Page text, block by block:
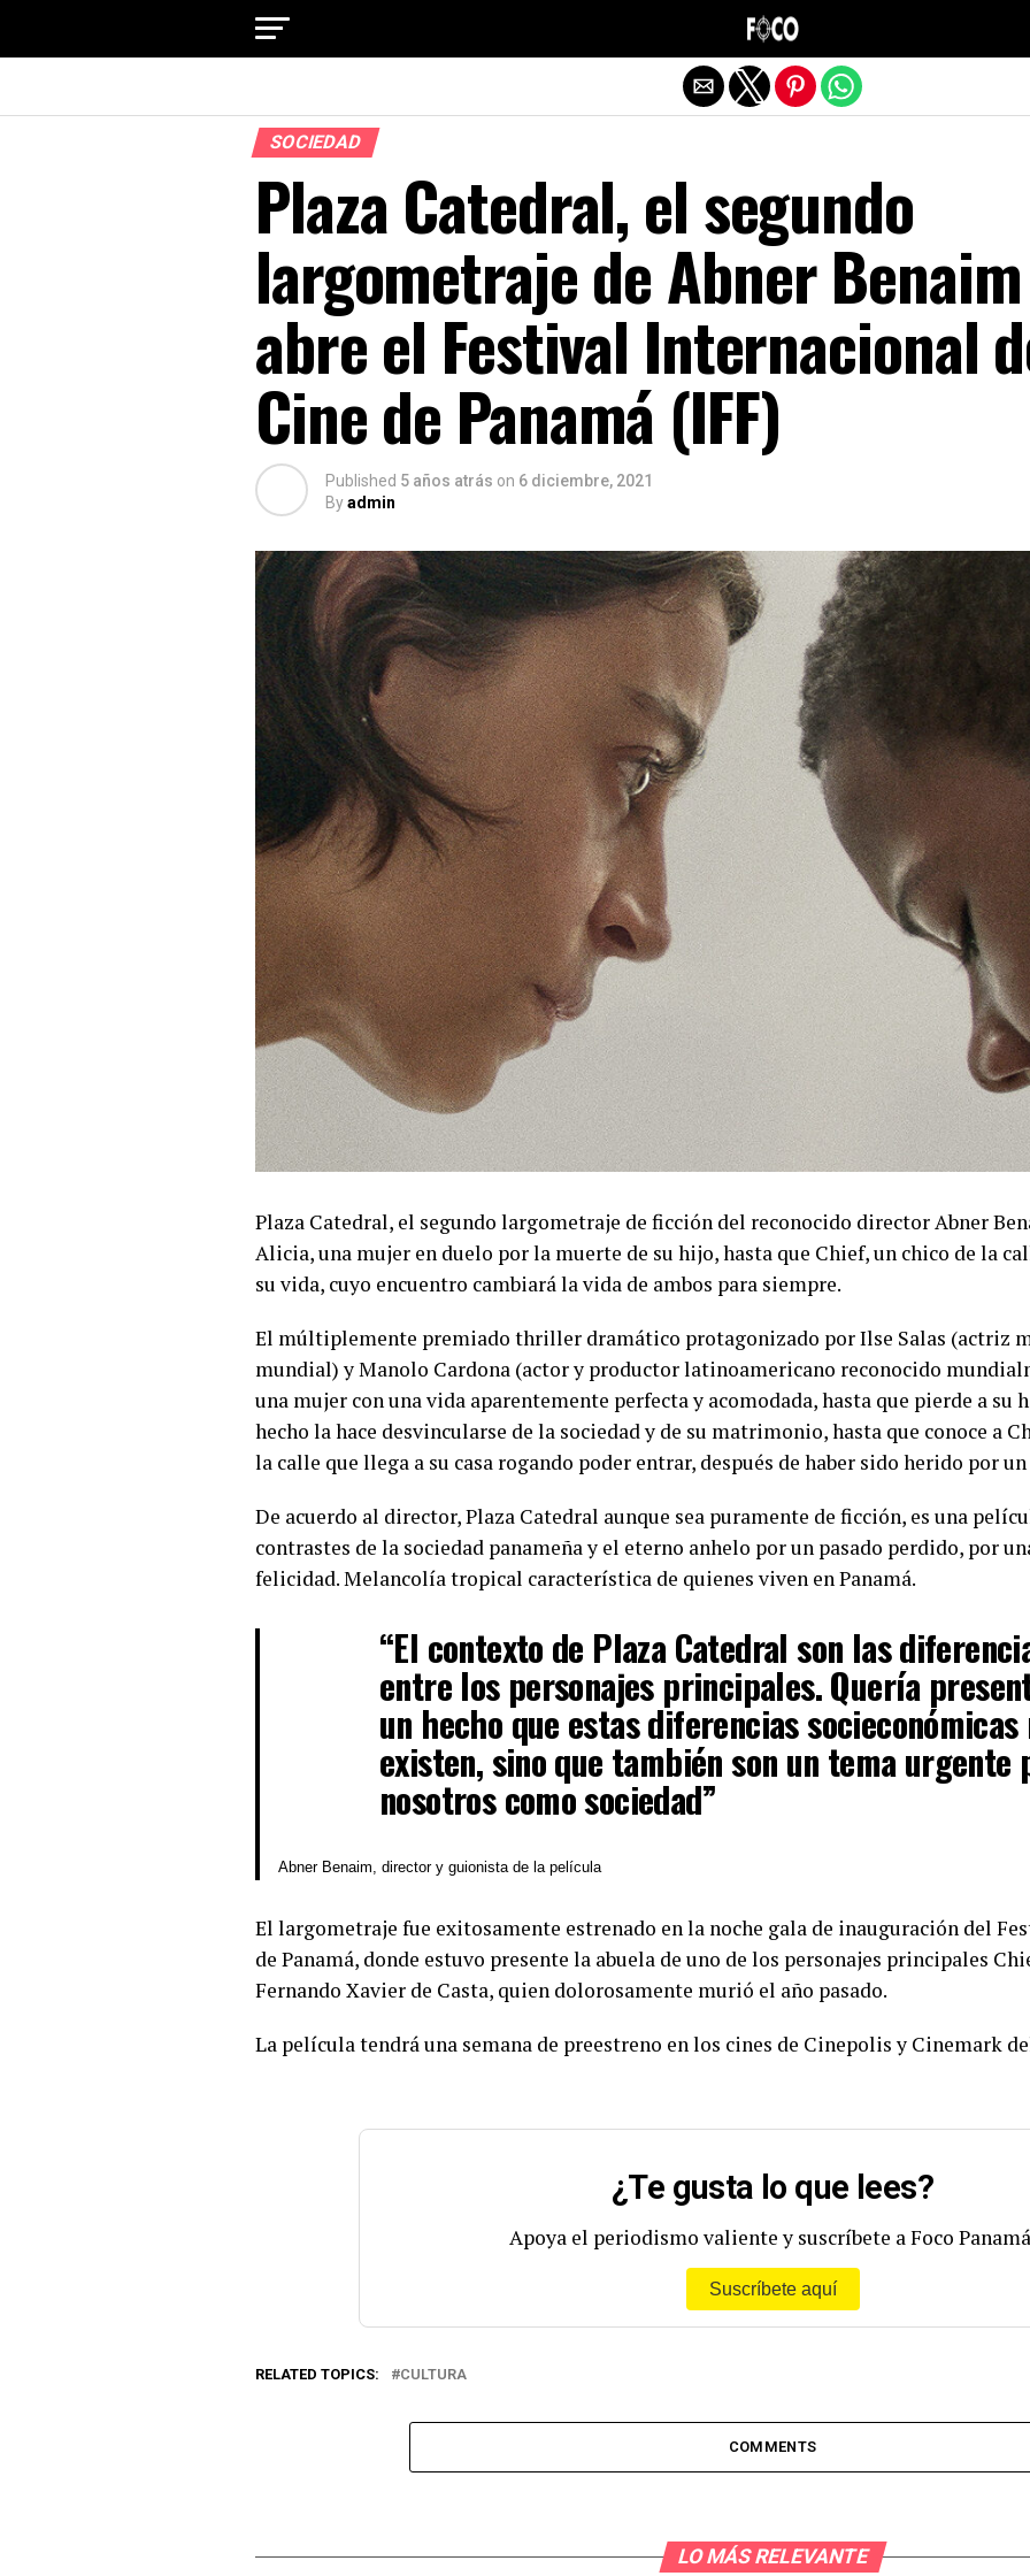
SOCIEDAD
Plaza Catedral, el segundo
largometraje de Abner Benaim
abre el Festival Internacional
Cine de Panamá (IFF)
Published 5 años atrás on 6 diciembre, 2021
Byadmin
Plaza Catedral, el segundo largometraje de ficción del reconocido director Abner
Alicia, una mujer en duelo por la muerte de su hijo, hasta que Chief, un chico de la
su vida, cuyo encuentro cambiará la vida de ambos para siempre.
El múltiplemente premiado thriller dramático protagonizado por Ilse Salas (actriz
mundial) y Manolo Cardona (actor y productor latinoamericano reconocido
una mujer con una vida aparentemente perfecta y acomodada, hasta que pierde a su
hecho la hace desvincularse de la sociedad y de su matrimonio, hasta que conoce a
la calle que llega a su casa rogando poder entrar, después de haber sido herido por
De acuerdo al director, Plaza Catedral aunque sea puramente de ficción, es una
contrastes de la sociedad panameña y el eterno anhelo por un pasado perdido, por
felicidad. Melancolía tropical característica de quienes viven en Panamá.
“El contexto de Plaza Catedral son las
entre los personajes principales. Quería
un hecho que estas diferencias socieconómicas
existen, sino que también son un tema urgente
nosotros como sociedad”
Abner Benaim, director y guionista de la película
El largometraje fue exitosamente estrenado en la noche gala de inauguración del
de Panamá, donde estuvo presente la abuela de uno de los personajes principales
Fernando Xavier de Casta, quien dolorosamente murió el año pasado.
La película tendrá una semana de preestreno en los cines de Cinepolis y Cinemark
¿Te gusta lo que lees?
Apoya el periodismo valiente y suscríbete a Foco
Suscríbete aquí
RELATED TOPICS: CULTURA
COMMENTS
LO MÁS RELEVANTE
Salir de la versión móvil